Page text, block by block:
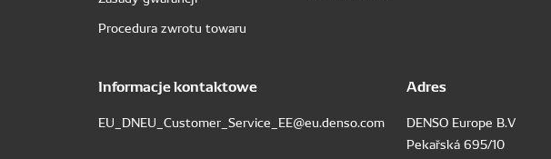
Procedura zwrotu towaru
Informacje kontaktowe
EU_DNEU_Customer_Service_EE@eu.denso.com
Adres
DENSO Europe B.V
Pekařská 695/10